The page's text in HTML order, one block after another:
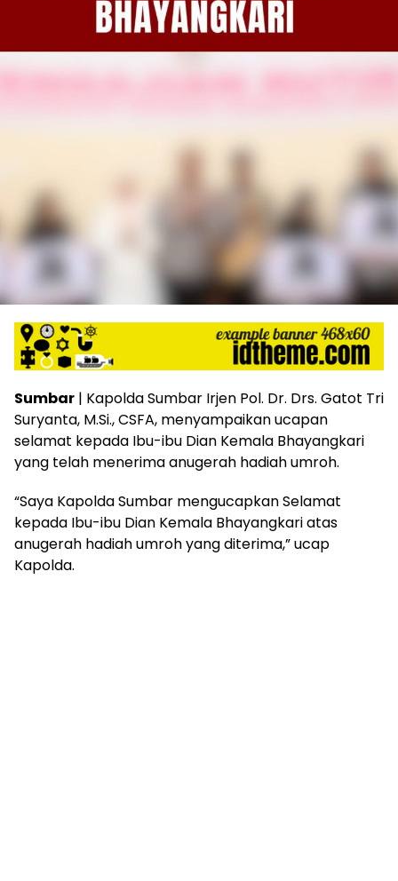
Sumbar | Kapolda Sumbar Irjen Pol. Dr. Drs. Gatot Tri
Suryanta, M.Si., CSFA, menyampaikan ucapan
selamat kepada Ibu-ibu Dian Kemala Bhayangkari
yang telah menerima anugerah hadiah umroh.
“Saya Kapolda Sumbar mengucapkan Selamat
kepada Ibu-ibu Dian Kemala Bhayangkari atas
anugerah hadiah umroh yang diterima,” ucap
Kapolda.